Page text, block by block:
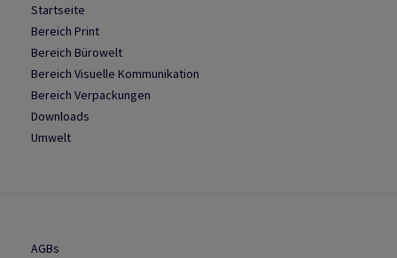
Startseite
Bereich Print
Bereich Bürowelt
Bereich Visuelle Kommunikation
Bereich Verpackungen
Downloads
Umwelt
AGBs